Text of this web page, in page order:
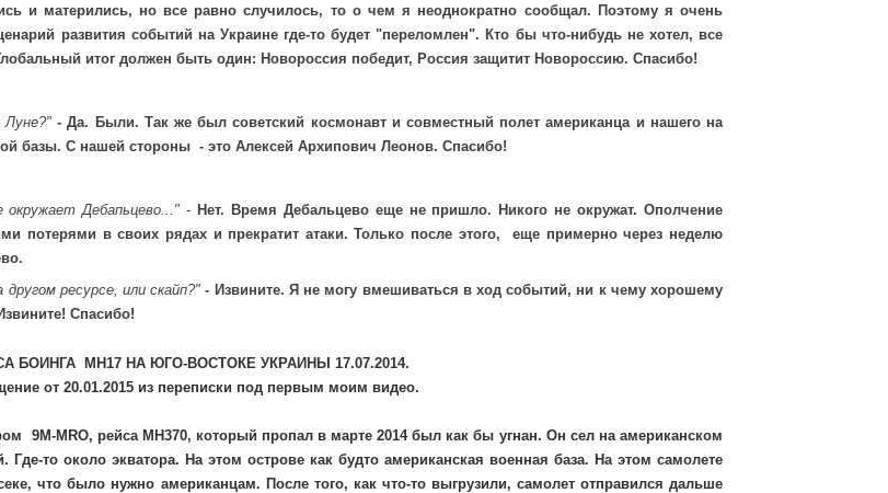
и матерились, но все равно случилось, то о чем я неоднократно сообщал. Поэтому я очень
развития событий на Украине где-то будет "переломлен". Кто бы что-нибудь не хотел, все
итог должен быть один: Новороссия победит, Россия защитит Новороссию. Спасибо!
Луне?"- Да. Были. Так же был советский космонавт и совместный полет американца и нашего на
базы. С нашей стороны - это Алексей Архипович Леонов. Спасибо!
Дебапьцево..."- Нет. Время Дебальцево еще не пришло. Никого не окружат. Ополчение
потерями в своих рядах и прекратит атаки. Только после этого, еще примерно через неделю
ресурсе, или скайп?" - Извините. Я не могу вмешиваться в ход событий, ни к чему хорошему
Спасибо!
БОИНГА MH17 НА ЮГО-ВОСТОКЕ УКРАИНЫ 17.07.2014.
от 20.01.2015 из переписки под первым моим видео.
9M-MRO, рейса MH370, который пропал в марте 2014 был как бы угнан. Он сел на американском
Где-то около экватора. На этом острове как будто американская военная база. На этом самолете
что было нужно американцам. После того, как что-то выгрузили, самолет отправился дальше